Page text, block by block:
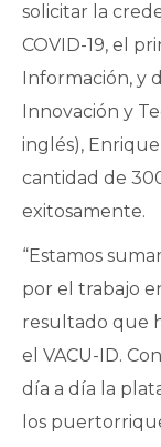
solicitar la
COVID-19, el
Información, y
Innovación y
inglés),
cantidad de
exitosamente.
“Estamos
por el trabajo
resultado que
el VACU-ID.
día a día la
los